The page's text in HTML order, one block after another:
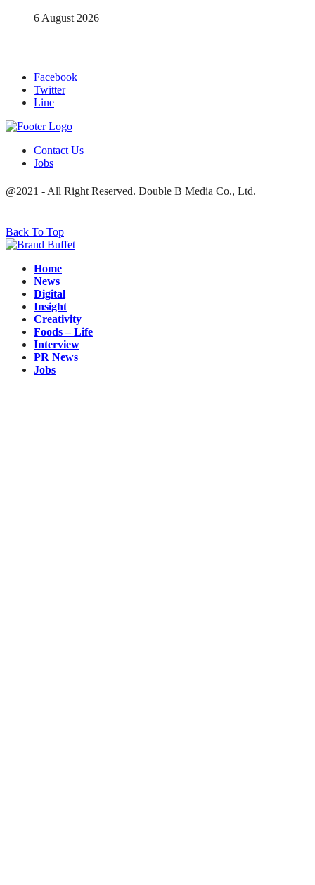
6 August 2026
Facebook
Twitter
Line
Contact Us
Jobs
@2021 - All Right Reserved. Double B Media Co., Ltd.
Back To Top
Home
News
Digital
Insight
Creativity
Foods – Life
Interview
PR News
Jobs